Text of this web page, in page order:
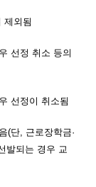
제외됨
선정 취소 등의
선정이 취소됨
(단, 근로장학금·
발되는 경우 교